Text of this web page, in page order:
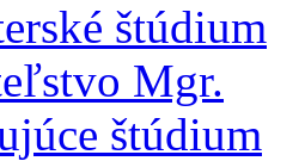
štúdium
Mgr.
štúdium